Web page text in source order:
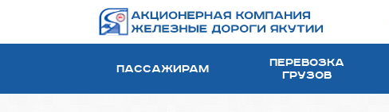
Пассажирам
Перевозка
грузов